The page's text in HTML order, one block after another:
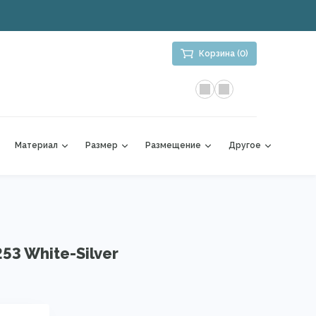
Корзина (0)
Материал Размер Размещение Другое
White-Silver